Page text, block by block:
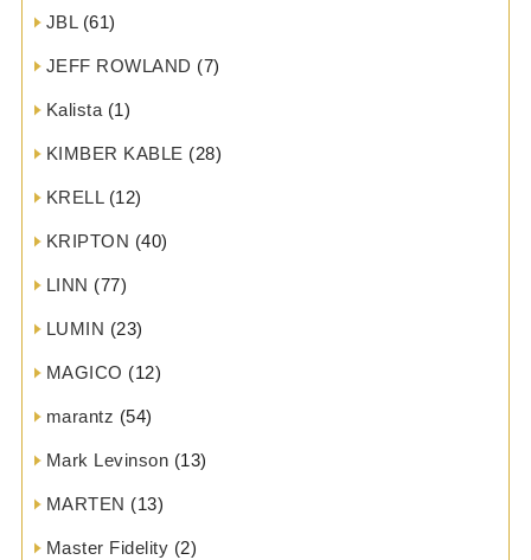
JBL(61)
JEFF ROWLAND (7)
Kalista(1)
KIMBER KABLE (28)
KRELL(12)
KRIPTON (40)
LINN (77)
LUMIN (23)
MAGICO (12)
marantz (54)
Mark Levinson (13)
MARTEN (13)
Master Fidelity (2)